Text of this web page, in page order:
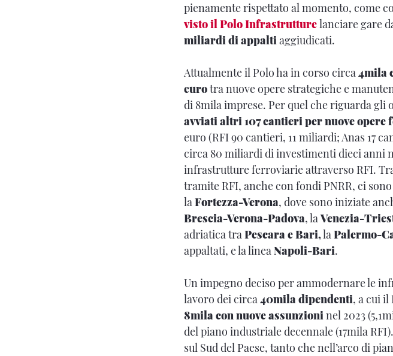
pienamente rispettato al momento, come
visto il Polo Infrastrutturelanciare gare
miliardi di appaltiaggiudicati.
Attualmente il Polo ha in corso circa4mila
eurotra nuove opere strategiche e
di 8mila imprese. Per quel che riguarda gli
avviati altri 107 cantieri per nuove
euro (RFI 90 cantieri, 11 miliardi; Anas 17
circa 80 miliardi di investimenti dieci anni
infrastrutture ferroviarie attraverso RFI.
tramite RFI, anche con fondi PNRR, ci
laFortezza-Verona, dove sono iniziate
Brescia-Verona-Padova, laVenezia-
adriatica traPescara e Bari,laPalermo-
appaltati, e la lineaNapoli-Bari.
Un impegno deciso per ammodernare le
lavoro dei circa40mila dipendenti, a cui
8mila con nuove assunzioninel 2023
del piano industriale decennale (17mila
sul Sud del Paese, tanto che nell’arco di